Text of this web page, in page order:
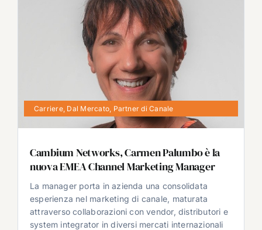
Carriere, Dal Mercato Partner di Canale
Cambium Networks, Carmen Palumbo è la
nuova EMEA Channel Marketing Manager
La manager porta in azienda una consolidata
esperienza nel marketing di canale, maturata
attraverso collaborazioni con vendor, distributori e
system integrator in diversi mercati internazionali